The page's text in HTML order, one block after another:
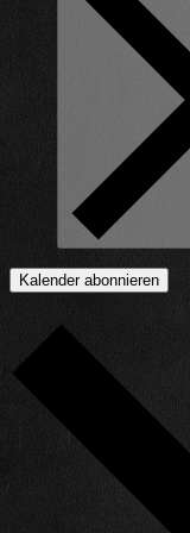
Kalender abonnieren